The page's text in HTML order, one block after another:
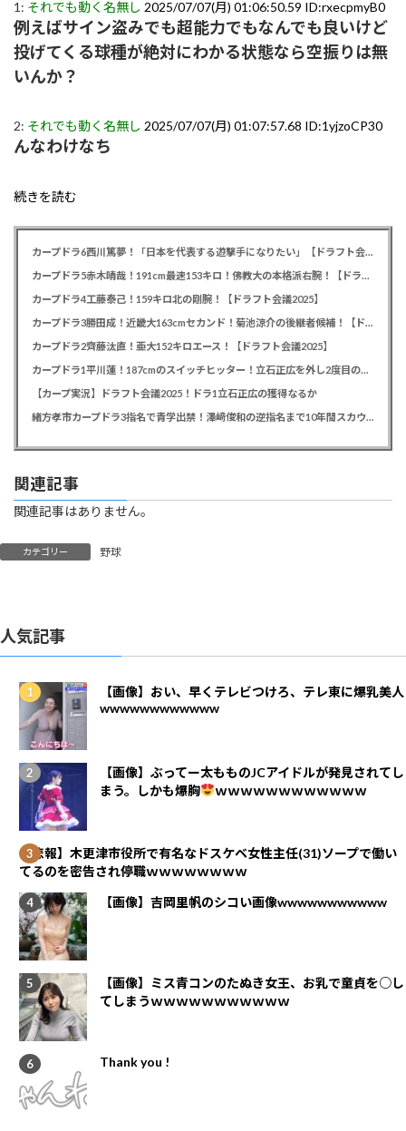
1: それでも動く名無し 2025/07/07(月) 01:06:50.59 ID:rxecpmyB0
例えばサイン盗みでも超能力でもなんでも良いけど
投げてくる球種が絶対にわかる状態なら空振りは無
いんか？
2: それでも動く名無し 2025/07/07(月) 01:07:57.68 ID:1yjzoCP30
んなわけなち
続きを読む
カープドラ6西川篤夢！「日本を代表する遊撃手になりたい」【ドラフト会議2025】
カープドラ5赤木晴哉！191cm最速153キロ！佛教大の本格派右腕！【ドラフト会議2025】
カープドラ4工藤泰己！159キロ北の剛腕！【ドラフト会議2025】
カープドラ3勝田成！近畿大163cmセカンド！菊池涼介の後継者候補！【ドラフト会議2025】
カープドラ2齊藤汰直！亜大152キロエース！【ドラフト会議2025】
カープドラ1平川蓮！187cmのスイッチヒッター！立石正広を外し2度目の重複も新井監督がクジを引き当てる！【ドラフト会議2025】
【カープ実況】ドラフト会議2025！ドラ1立石正広の獲得なるか
緒方孝市カープドラ3指名で青学出禁！澤﨑俊和の逆指名まで10年間スカウト出禁
関連記事
関連記事はありません。
カテゴリー 野球
人気記事
【画像】おい、早くテレビつけろ、テレ東に爆乳美人
wwwwwwwwwwww
【画像】ぶってー太もものJCアイドルが発見されてし
まう。しかも爆胸
ｗｗｗｗｗｗｗｗｗｗｗｗ
【悲報】木更津市役所で有名なドスケベ女性主任(31)ソープで働い
てるのを密告され停職ｗｗｗｗｗｗｗｗ
【画像】吉岡里帆のシコい画像wwwwwwwwwww
【画像】ミス青コンのたぬき女王、お乳で童貞を○し
てしまうｗｗｗｗｗｗｗｗｗｗｗ
Thank you !